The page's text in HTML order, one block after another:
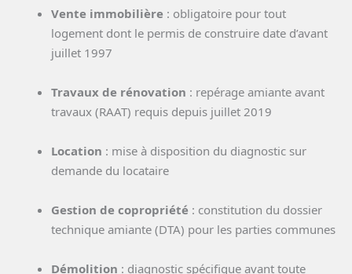
Vente immobilière : obligatoire pour tout
logement dont le permis de construire date d’avant
juillet 1997
Travaux de rénovation : repérage amiante avant
travaux (RAAT) requis depuis juillet 2019
Location : mise à disposition du diagnostic sur
demande du locataire
Gestion de copropriété : constitution du dossier
technique amiante (DTA) pour les parties communes
Démolition : diagnostic spécifique avant toute